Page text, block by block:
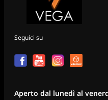
Seguici su
Aperto dal lunedì al